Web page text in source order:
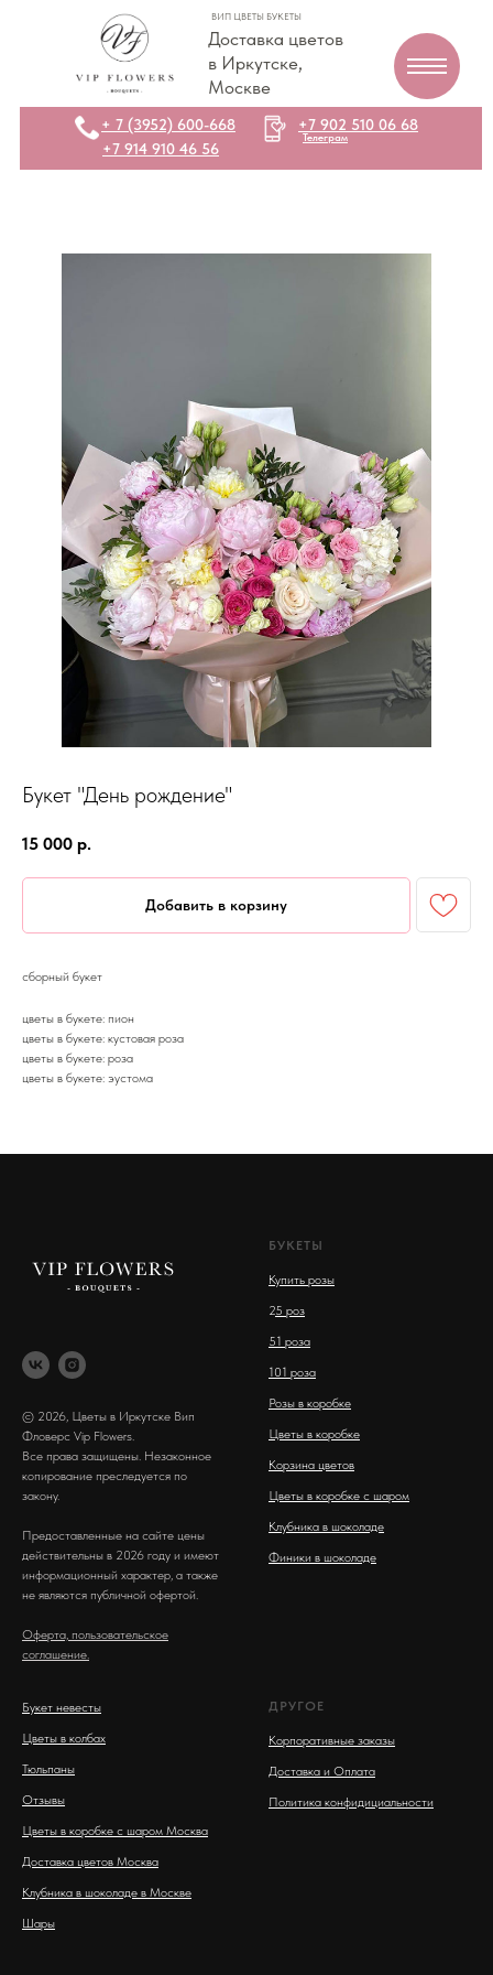
Доставка цветов
в Иркутске,
Москве
ВИП ЦВЕТЫ БУКЕТЫ
+7 914 910 46 56
+7 902 510 06 68
Телеграм
+ 7 (3952) 600-668
Букет "День рождение"
15 000 р.
Добавить в корзину
сборный букет
цветы в букете: пион
цветы в букете: кустовая роза
цветы в букете: роза
цветы в букете: эустома
© 2026, Цветы в Иркутске Вип
Фловерс Vip Flowers.
Все права защищены. Незаконное
копирование преследуется по
закону.
Предоставленные на сайте цены
действительны в 2026 году и имеют
информационный характер, а также
не являются публичной офертой.
Оферта, пользовательское
соглашение.
БУКЕТЫ
Купить розы
25 роз
51 роза
101 роза
Розы в коробке
Цветы в коробке
Корзина цветов
Цветы в коробке с шаром
Клубника в шоколаде
Финики в шоколаде
Букет невесты
Цветы в колбах
Тюльпаны
Отзывы
Цветы в коробке с шаром Москва
Доставка цветов Москва
Клубника в шоколаде в Москве
Шары
ДРУГОЕ
Корпоративные заказы
Доставка и Оплата
Политика конфидициальности